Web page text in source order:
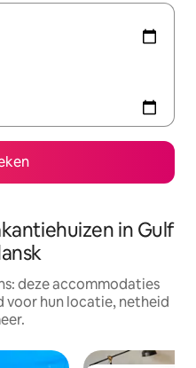
in Gulf
deze accommodaties
hun locatie, netheid